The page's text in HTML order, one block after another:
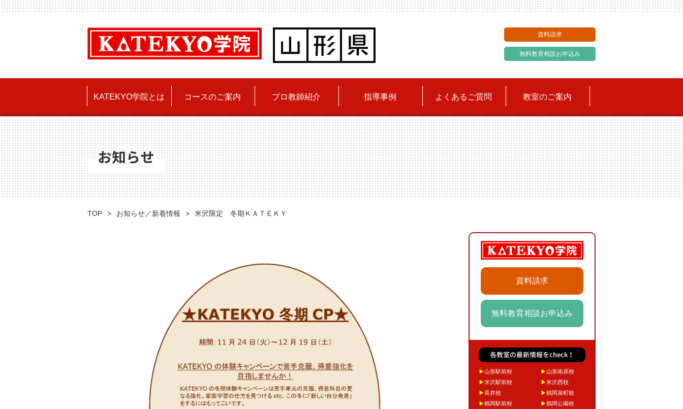
資料請求
無料教育相談お申込み
KATEKYO学院とは コースのご案内 プロ教師紹介 指導事例 よくあるご質問 教室のご案内
お知らせ
TOP お知らせ／新着情報 米沢限定 冬期ＫＡＴＥＫＹＯ体験キャンペーン実施！！
資料請求
無料教育相談お申込み
各教室の最新情報をcheck！
▶山形駅前校 ▶山形南原校
▶米沢駅前校 ▶米沢西校
▶長井校 ▶鶴岡泉町校
▶鶴岡駅前校 ▶鶴岡公園校